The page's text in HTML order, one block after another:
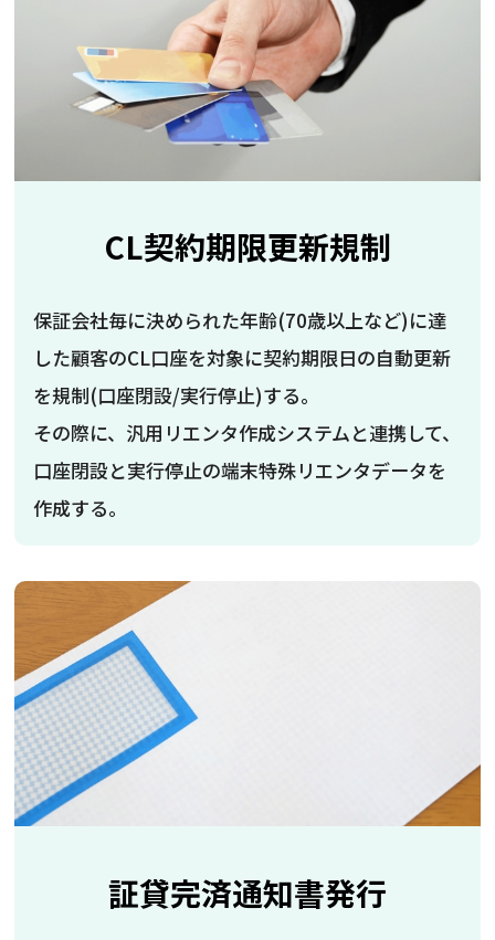
CL契約期限更新規制
保証会社毎に決められた年齢(70歳以上など)に達
した顧客のCL口座を対象に契約期限日の自動更新
を規制(口座閉設/実行停止)する。
その際に、汎用リエンタ作成システムと連携して、
口座閉設と実行停止の端末特殊リエンタデータを
作成する。
証貸完済通知書発行